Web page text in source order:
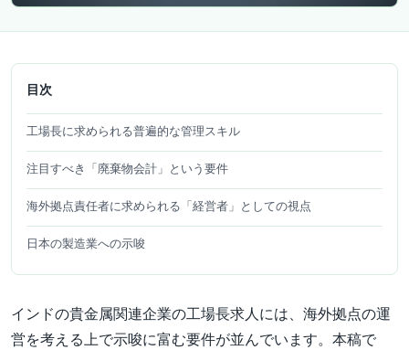
目次
工場長に求められる普遍的な管理スキル
注目すべき「廃棄物会計」という要件
海外拠点責任者に求められる「経営者」としての視点
日本の製造業への示唆
インドの貴金属関連企業の工場長求人には、海外拠点の運
営を考える上で示唆に富む要件が並んでいます。本稿で